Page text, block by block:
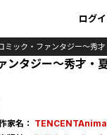
ログ
ミック・ファンタジー～秀
ンタジー～秀才・
家名：